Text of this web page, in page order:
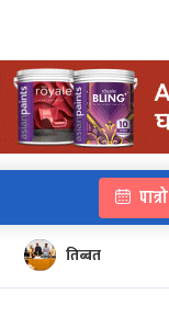
पात्रो
तिब्बत